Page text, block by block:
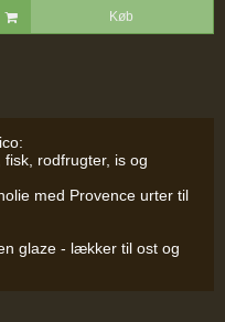
Køb
rodfrugter, is og
med Provence urter til
glaze - lækker til ost og